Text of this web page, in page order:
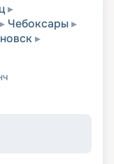
Чебоксары